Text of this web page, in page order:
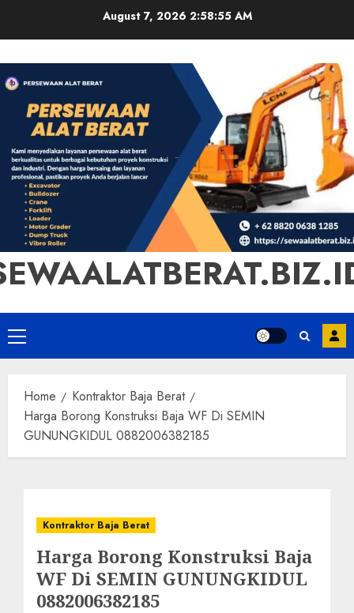
August 7, 2026 2:58:55 AM
Primary
Menu
Home
Kontraktor Baja Berat
Harga Borong Konstruksi Baja WF Di SEMIN
GUNUNGKIDUL 0882006382185
Kontraktor Baja Berat
Harga Borong Konstruksi Baja
WF Di SEMIN GUNUNGKIDUL
0882006382185